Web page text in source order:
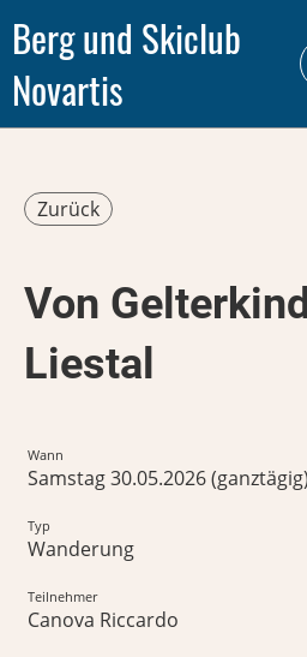
Berg und Skiclub
Novartis
Zurück
Von
Liestal
Wann
Samstag 30.05.2026 (ganztägig)
Typ
Wanderung
Teilnehmer
Canova Riccardo